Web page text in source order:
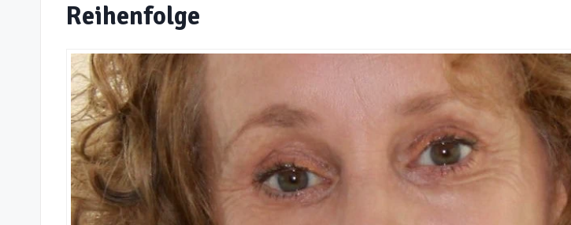
Reihenfolge